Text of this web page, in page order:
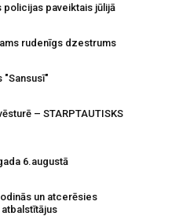
policijas paveiktais jūlijā
rudenīgs dzestrums
"Sansusī"
– STARPTAUTISKS
6.augustā
un atcerēsies